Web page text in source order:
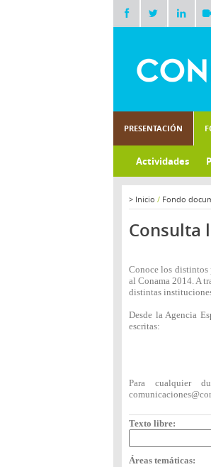
PRESENTACIÓN
Actividades
> Inicio / Fondo
Consulta
Conoce los distintos
al Conama 2014. A
distintas
Desde la Agencia
escritas:
Para cualquier
Texto libre:
Áreas temáticas: